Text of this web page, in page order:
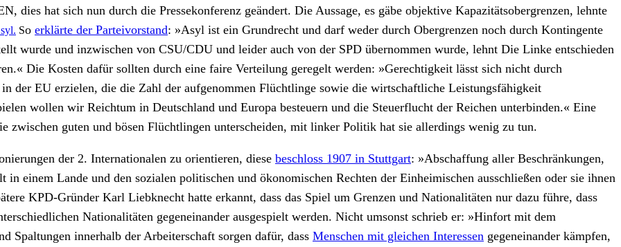
dies hat sich nun durch die Pressekonferenz geändert. Die Aussage, es gäbe objektive Kapazitätsobergrenzen, lehnte
So erklärte der Parteivorstand: »Asyl ist ein Grundrecht und darf weder durch Obergrenzen noch durch Kontingente
wurde und inzwischen von CSU/CDU und leider auch von der SPD übernommen wurde, lehnt Die Linke entschieden
Die Kosten dafür sollten durch eine faire Verteilung geregelt werden: »Gerechtigkeit lässt sich nicht durch
der EU erzielen, die die Zahl der aufgenommen Flüchtlinge sowie die wirtschaftliche Leistungsfähigkeit
wollen wir Reichtum in Deutschland und Europa besteuern und die Steuerflucht der Reichen unterbinden.« Eine
zwischen guten und bösen Flüchtlingen unterscheiden, mit linker Politik hat sie allerdings wenig zu tun.
der 2. Internationalen zu orientieren, diese beschloss 1907 in Stuttgart: »Abschaffung aller Beschränkungen,
einem Lande und den sozialen politischen und ökonomischen Rechten der Einheimischen ausschließen oder sie ihnen
KPD-Gründer Karl Liebknecht hatte erkannt, dass das Spiel um Grenzen und Nationalitäten nur dazu führe, dass
Nationalitäten gegeneinander ausgespielt werden. Nicht umsonst schrieb er: »Hinfort mit dem
Spaltungen innerhalb der Arbeiterschaft sorgen dafür, dass Menschen mit gleichen Interessen gegeneinander kämpfen,